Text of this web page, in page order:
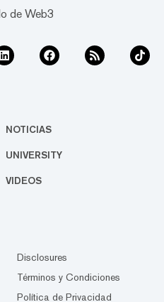
de Web3
NOTICIAS
UNIVERSITY
VIDEOS
Disclosures
Términos y Condiciones
Política de Privacidad